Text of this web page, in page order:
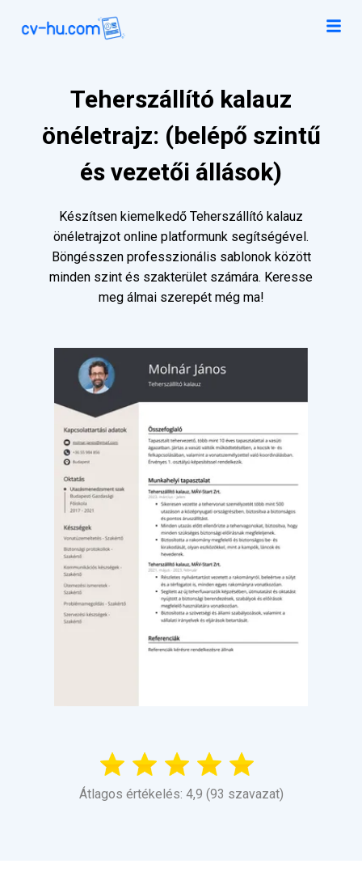
Teherszállító kalauz
önéletrajz: (belépő szintű
és vezetői állások)
Készítsen kiemelkedő Teherszállító kalauz
önéletrajzot online platformunk segítségével.
Böngésszen professzionális sablonok között
minden szint és szakterület számára. Keresse
meg álmai szerepét még ma!
Átlagos értékelés: 4,9 (93 szavazat)